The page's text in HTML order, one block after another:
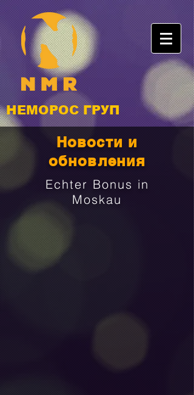
НЕМОРОС ГРУП
Новости и
обновления
Echter Bonus in
Moskau